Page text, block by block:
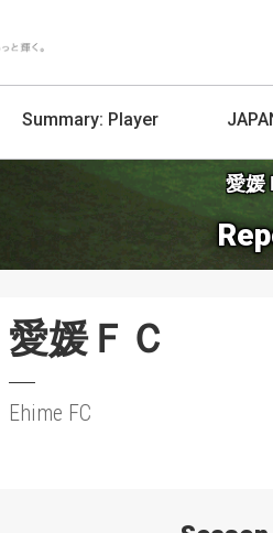
Summary: Player
愛媛
愛媛ＦＣ
Ehime FC